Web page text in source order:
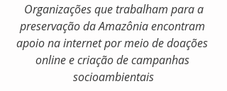
Organizações que trabalham para a
preservação da Amazônia encontram
apoio na internet por meio de doações
online e criação de campanhas
socioambientais